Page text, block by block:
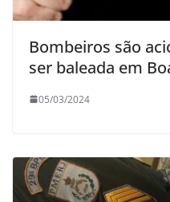
Bombeiros são
ser baleada em
05/03/2024